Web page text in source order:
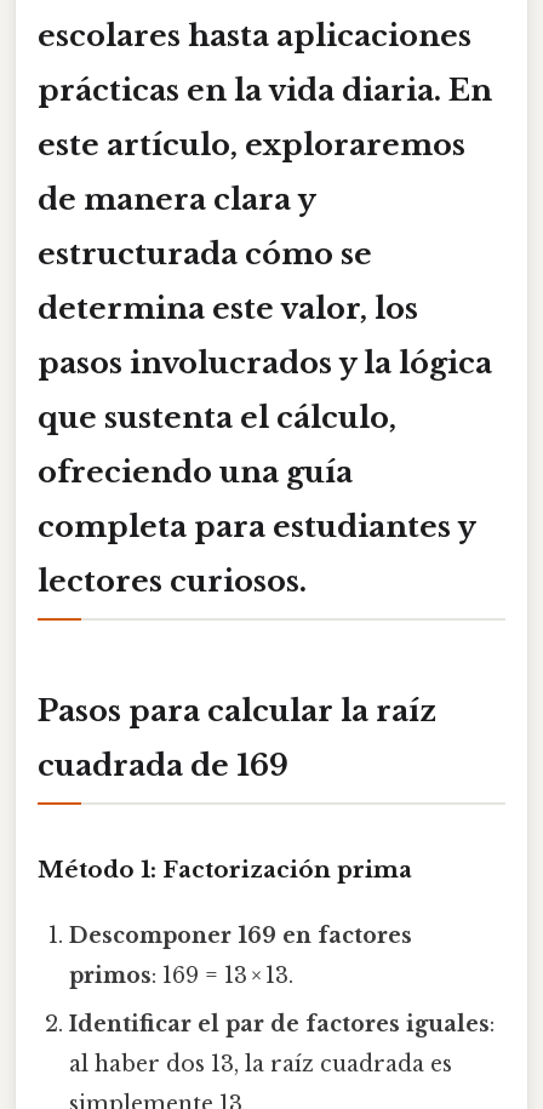
escolares hasta aplicaciones
prácticas en la vida diaria. En
este artículo, exploraremos
de manera clara y
estructurada cómo se
determina este valor, los
pasos involucrados y la lógica
que sustenta el cálculo,
ofreciendo una guía
completa para estudiantes y
lectores curiosos.
Pasos para calcular la raíz
cuadrada de 169
Método 1: Factorización prima
Descomponer 169 en factores
primos: 169 = 13 × 13.
Identificar el par de factores iguales:
al haber dos 13, la raíz cuadrada es